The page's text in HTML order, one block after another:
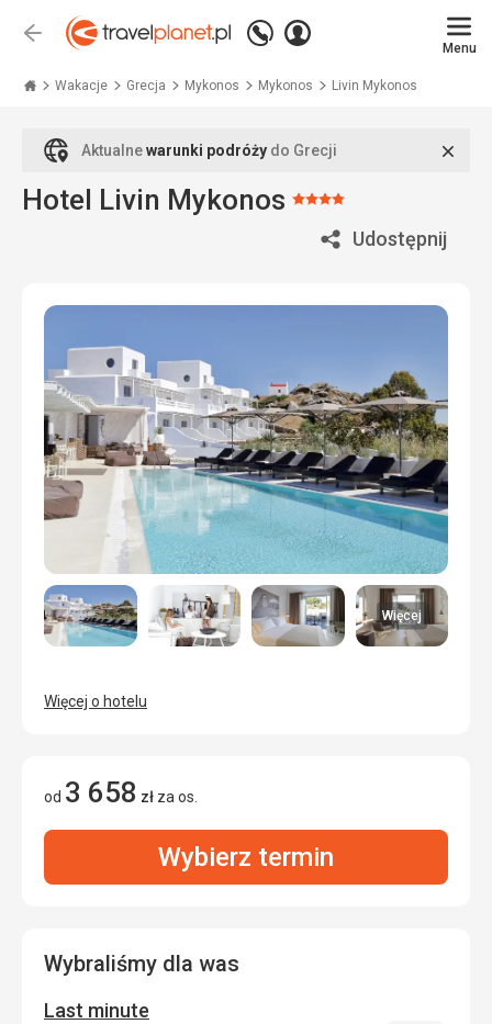
Wstecz
Zadzwoń
+48
771
Zaloguj
Menu
Wakacje Grecja Mykonos Mykonos Livin Mykonos
Aktualnewarunki podróży do Grecji
Hotel Livin Mykonos Ocena:
4/5
Udostępnij
Więcej
Więcej o hotelu
od 3 658 zł za os.
Wybierz termin
Wybraliśmy dla was
Last minute